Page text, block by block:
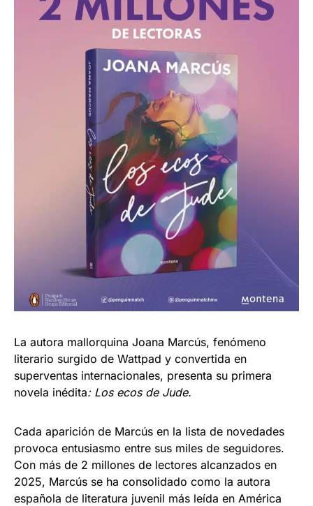
La autora mallorquina Joana Marcús, fenómeno
literario surgido de Wattpad y convertida en
superventas internacionales, presenta su primera
novela inédita: Los ecos de Jude.
Cada aparición de Marcús en la lista de novedades
provoca entusiasmo entre sus miles de seguidores.
Con más de 2 millones de lectores alcanzados en
2025, Marcús se ha consolidado como la autora
española de literatura juvenil más leída en América